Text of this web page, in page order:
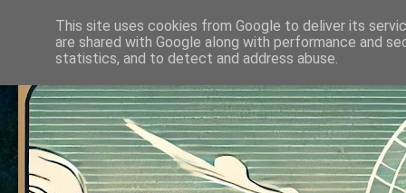
This site uses cookies from Google to deliver its
are shared with Google along with performance and
statistics, and to detect and address abuse.